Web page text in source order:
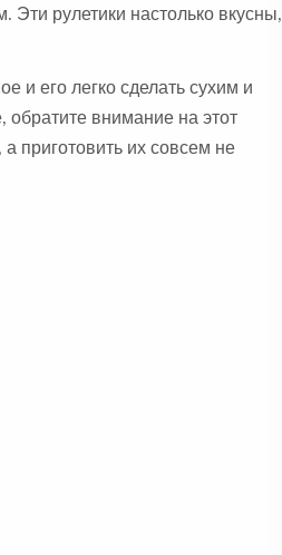
рулетики настолько вкусны,
и его легко сделать сухим и
внимание на этот
приготовить их совсем не